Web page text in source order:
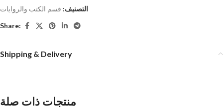
التصنيف: قسم الكتب والروايات
Share:
Shipping & Delivery
منتجات ذات صلة